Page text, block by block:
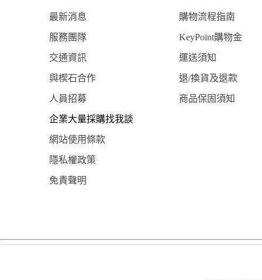
最新消息 購物流程指南
服務團隊 KeyPoint購物金
交通資訊 運送須知
與楔石合作 退/換貨及退款
人員招募 商品保固須知
企業大量採購找我談
網站使用條款
隱私權政策
免責聲明